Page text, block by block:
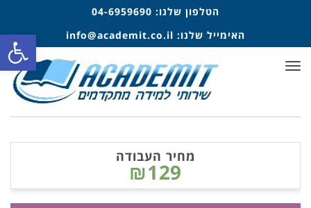
הטלפון שלנו: 04-6959690
האימייל שלנו: info@academit.co.il
תפריט
מחיר העבודה
₪129
פתח